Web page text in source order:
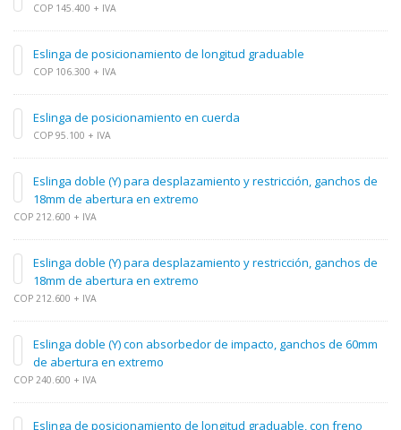
COP 145.400 + IVA
Eslinga de posicionamiento de longitud graduable
COP 106.300 + IVA
Eslinga de posicionamiento en cuerda
COP 95.100 + IVA
Eslinga doble (Y) para desplazamiento y restricción, ganchos de
18mm de abertura en extremo
COP 212.600 + IVA
Eslinga doble (Y) para desplazamiento y restricción, ganchos de
18mm de abertura en extremo
COP 212.600 + IVA
Eslinga doble (Y) con absorbedor de impacto, ganchos de 60mm
de abertura en extremo
COP 240.600 + IVA
Eslinga de posicionamiento de longitud graduable, con freno